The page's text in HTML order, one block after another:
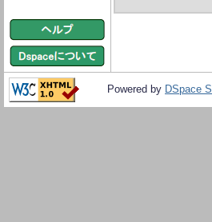
Powered by DSpace